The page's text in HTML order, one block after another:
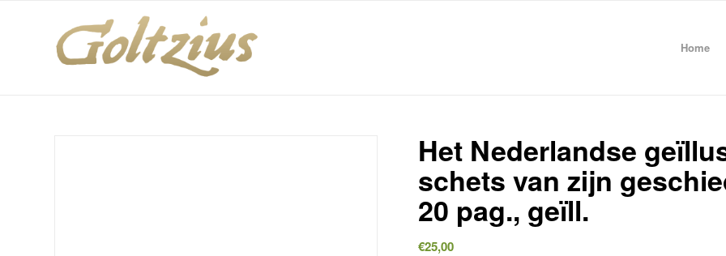
Home
Het Nederlandse
schets van zijn
20 pag., geïll.
€25,00